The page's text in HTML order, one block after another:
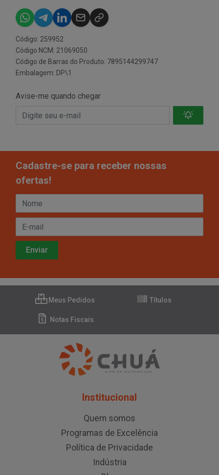
Código: 259952
Código NCM: 21069050
Código de Barras do Produto: 7895144299747
Embalagem: DP\1
Avise-me quando chegar
Cadastre-se para receber nossas
ofertas!
Meus Pedidos Títulos
Notas Fiscais
Institucional
Quem somos
Programas de Excelência
Política de Privacidade
Indústria